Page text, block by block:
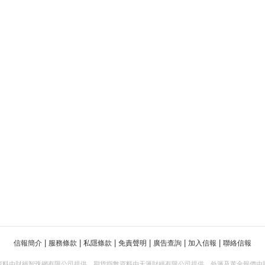
信報簡介 服務條款 私隱條款 免責聲明 廣告查詢 加入信報 聯絡信報